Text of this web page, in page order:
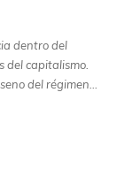
dentro del
del capitalismo.
del régimen…